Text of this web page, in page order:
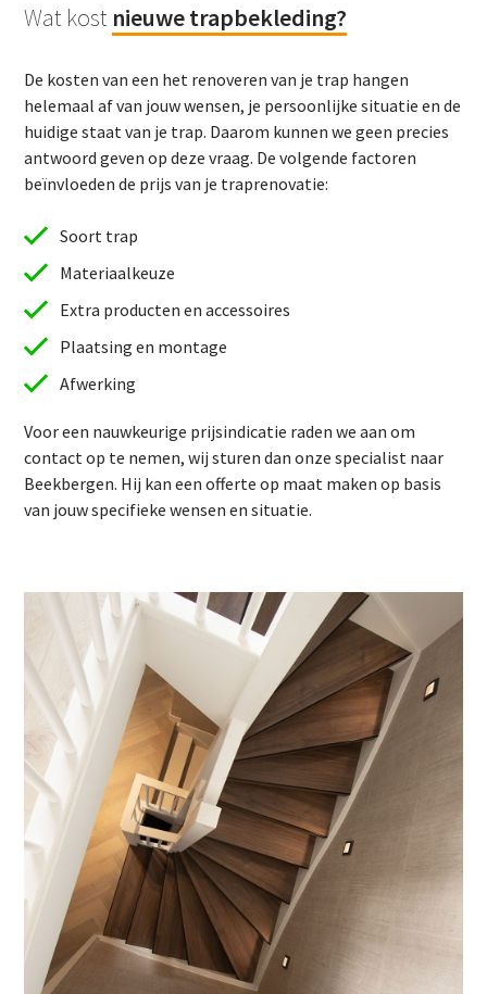
Wat kost nieuwe trapbekleding?
De kosten van een het renoveren van je trap hangen
helemaal af van jouw wensen, je persoonlijke situatie en de
huidige staat van je trap. Daarom kunnen we geen precies
antwoord geven op deze vraag. De volgende factoren
beïnvloeden de prijs van je traprenovatie:
Soort trap
Materiaalkeuze
Extra producten en accessoires
Plaatsing en montage
Afwerking
Voor een nauwkeurige prijsindicatie raden we aan om
contact op te nemen, wij sturen dan onze specialist naar
Beekbergen. Hij kan een offerte op maat maken op basis
van jouw specifieke wensen en situatie.